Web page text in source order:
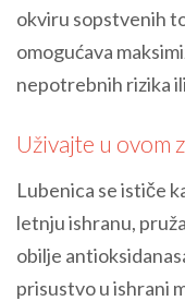
okviru sopstvenih
omogućava
nepotrebnih rizika
Uživajte u ovom
Lubenica se ističe
letnju ishranu,
obilje
prisustvo u ishrani